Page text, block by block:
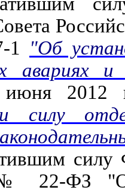
1 "Об
авариях
июня
силу
силу
№ 22-ФЗ